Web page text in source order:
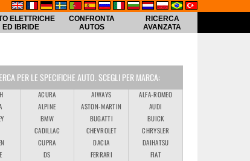
ELETTRICHE
ED IBRIDE
CONFRONTA
AUTOS
RICERCA
AVANZATA
PER LE SPECIFICHE AUTO. SCEGLI PER MARCA:
ACURA AIWAYS
ALFA-ROMEO
ALPINE ASTON-MARTIN
AUDI
BMW BUGATTI
BUICK
CADILLAC CHEVROLET
CHRYSLER
CUPRA DACIA
DAIHATSU
DS FERRARI
FIAT